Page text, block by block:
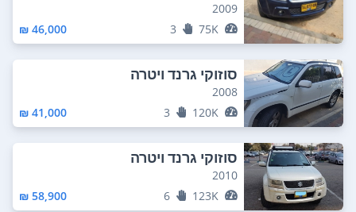
2009
75K
3
46,000 ₪
סוזוקי גרנד ויטרה
2008
120K
3
41,000 ₪
סוזוקי גרנד ויטרה
2010
123K
6
58,900 ₪